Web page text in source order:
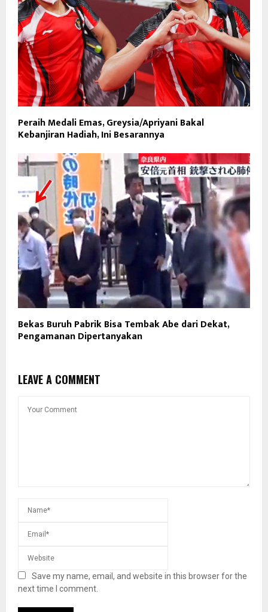
Peraih Medali Emas, Greysia/Apriyani Bakal
Kebanjiran Hadiah, Ini Besarannya
Bekas Buruh Pabrik Bisa Tembak Abe dari Dekat,
Pengamanan Dipertanyakan
LEAVE A COMMENT
Save my name, email, and website in this browser for the
next time I comment.